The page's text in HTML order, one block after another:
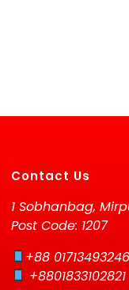
Contact Us
1 Sobhanbag,
Post Code: 1207
+88 01713493246
+8801833102821